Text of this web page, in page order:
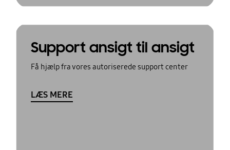
Support ansigt til ansigt
Få hjælp fra vores autoriserede support center
LÆS MERE